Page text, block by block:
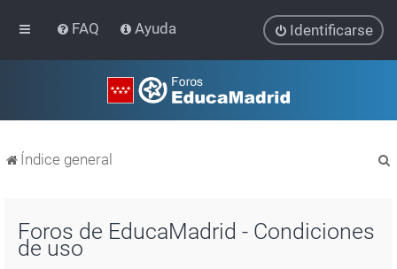
FAQ Ayuda Identificarse
Índice general
Foros de EducaMadrid - Condiciones
de uso